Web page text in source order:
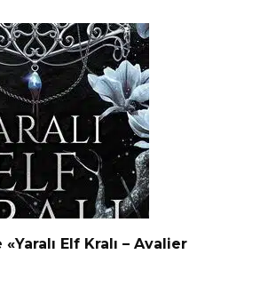
Elf Kralı – Avalier